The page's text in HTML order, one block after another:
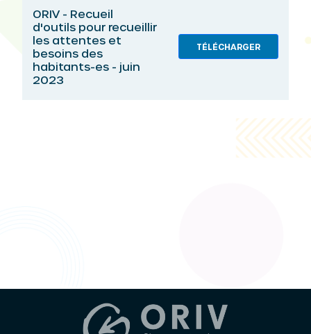
ORIV - Recueil
d'outils pour recueillir
les attentes et
besoins des
habitants-es - juin
2023
TÉLÉCHARGER